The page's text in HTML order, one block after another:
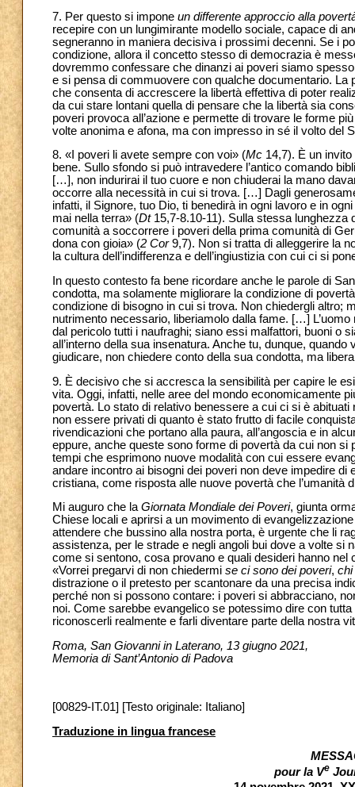
7. Per questo si impone un differente approccio alla
recepire con un lungimirante modello sociale, capace di
segneranno in maniera decisiva i prossimi decenni. Se i
condizione, allora il concetto stesso di democrazia è
dovremmo confessare che dinanzi ai poveri siamo
e si pensa di commuovere con qualche documentario.
che consenta di accrescere la libertà effettiva di poter
da cui stare lontani quella di pensare che la libertà sia
poveri provoca all’azione e permette di trovare le forme
volte anonima e afona, ma con impresso in sé il volto del
8. «I poveri li avete sempre con voi» (Mc 14,7). È un
bene. Sullo sfondo si può intravedere l’antico comando
[…], non indurirai il tuo cuore e non chiuderai la mano
occorre alla necessità in cui si trova. […] Dagli
infatti, il Signore, tuo Dio, ti benedirà in ogni lavoro e in
mai nella terra» (Dt15,7-8.10-11). Sulla stessa lunghezza
comunità a soccorrere i poveri della prima comunità di
dona con gioia» (2 Cor9,7). Non si tratta di alleggerire la
la cultura dell’indifferenza e dell’ingiustizia con cui ci si
In questo contesto fa bene ricordare anche le parole di
condotta, ma solamente migliorare la condizione di
condizione di bisogno in cui si trova. Non chiedergli altro;
nutrimento necessario, liberiamolo dalla fame. […]
dal pericolo tutti i naufraghi; siano essi malfattori, buoni o
all’interno della sua insenatura. Anche tu, dunque,
giudicare, non chiedere conto della sua condotta, ma
9. È decisivo che si accresca la sensibilità per capire le
vita. Oggi, infatti, nelle aree del mondo economicamente
povertà. Lo stato di relativo benessere a cui ci si è
non essere privati di quanto è stato frutto di facile
rivendicazioni che portano alla paura, all’angoscia e in
eppure, anche queste sono forme di povertà da cui non
tempi che esprimono nuove modalità con cui essere
andare incontro ai bisogni dei poveri non deve impedire di
cristiana, come risposta alle nuove povertà che l’umanità
Mi auguro che laGiornata Mondiale dei Poveri, giunta
Chiese locali e aprirsi a un movimento di
attendere che bussino alla nostra porta, è urgente che li
assistenza, per le strade e negli angoli bui dove a volte
come si sentono, cosa provano e quali desideri hanno
«Vorrei pregarvi di non chiedermi se ci sono dei poveri, chi
distrazione o il pretesto per scantonare da una precisa
perché non si possono contare: i poveri si abbracciano,
noi. Come sarebbe evangelico se potessimo dire con
riconoscerli realmente e farli diventare parte della nostra
Roma, San Giovanni in Laterano, 13 giugno 2021,
Memoria di Sant’Antonio di Padova
[00829-IT.01] [Testo originale: Italiano]
Traduzione in lingua francese
pour la Ve